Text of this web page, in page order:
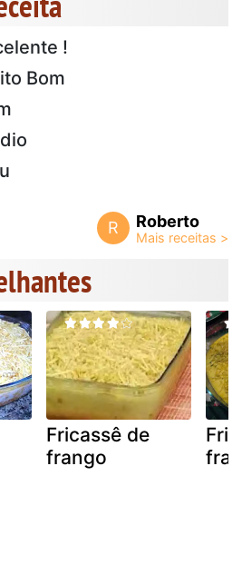
!
Bom
R Roberto
Fricassê de
frango